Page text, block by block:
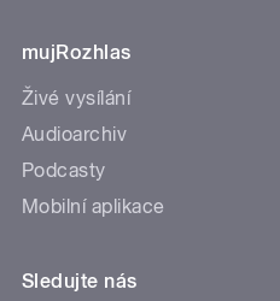
mujRozhlas
Živé vysílání
Audioarchiv
Podcasty
Mobilní aplikace
Sledujte nás